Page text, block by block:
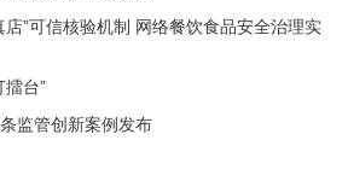
店”可信核验机制 网络餐饮食品安全治理实
擂台”
监管创新案例发布